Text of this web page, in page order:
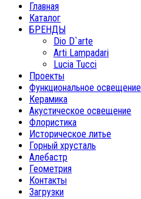
Главная
Каталог
БРЕНДЫ
Dio D`arte
Arti Lampadari
Lucia Tucci
Проекты
Функциональное освещение
Керамика
Акустическое освещение
Флористика
Историческое литье
Горный хрусталь
Алебастр
Геометрия
Контакты
Загрузки